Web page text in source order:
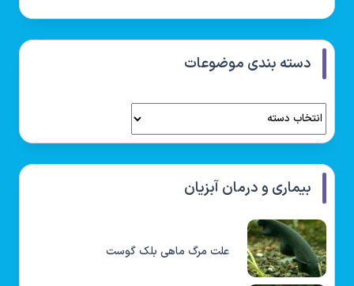
دسته بندی موضوعات
بیماری و درمان آبزیان
علت مرگ ماهی بلک گوست